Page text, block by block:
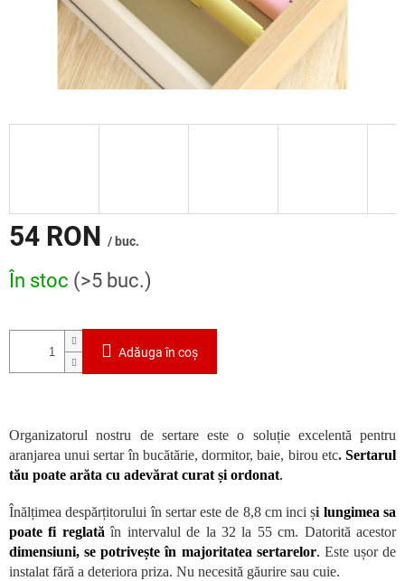
54 RON / buc.
Evaluare
preţ:
În stoc (>5 buc.)
Adăuga în coş
Organizatorul nostru de sertare este o soluție excelentă pentru
aranjarea unui sertar în bucătărie, dormitor, baie, birou etc.Sertarul
tău poate arăta cu adevărat curat și ordonat.
Înălțimea despărțitorului în sertar este de 8,8 cm inci și lungimea sa
poate fi reglatăîn intervalul de la 32 la 55 cm. Datorită acestor
dimensiuni, se potrivește în majoritatea sertarelor. Este ușor de
instalat fără a deteriora priza. Nu necesită găurire sau cuie.